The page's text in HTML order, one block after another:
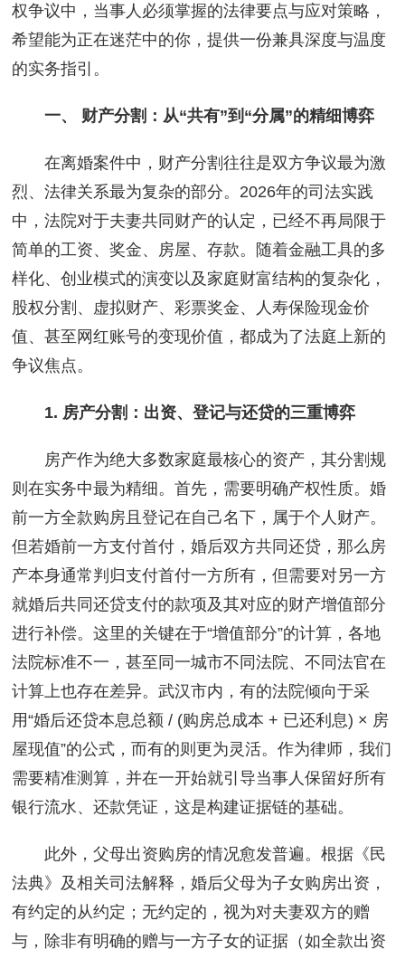
权争议中，当事人必须掌握的法律要点与应对策略，
希望能为正在迷茫中的你，提供一份兼具深度与温度
的实务指引。
一、 财产分割：从“共有”到“分属”的精细博弈
在离婚案件中，财产分割往往是双方争议最为激
烈、法律关系最为复杂的部分。2026年的司法实践
中，法院对于夫妻共同财产的认定，已经不再局限于
简单的工资、奖金、房屋、存款。随着金融工具的多
样化、创业模式的演变以及家庭财富结构的复杂化，
股权分割、虚拟财产、彩票奖金、人寿保险现金价
值、甚至网红账号的变现价值，都成为了法庭上新的
争议焦点。
1. 房产分割：出资、登记与还贷的三重博弈
房产作为绝大多数家庭最核心的资产，其分割规
则在实务中最为精细。首先，需要明确产权性质。婚
前一方全款购房且登记在自己名下，属于个人财产。
但若婚前一方支付首付，婚后双方共同还贷，那么房
产本身通常判归支付首付一方所有，但需要对另一方
就婚后共同还贷支付的款项及其对应的财产增值部分
进行补偿。这里的关键在于“增值部分”的计算，各地
法院标准不一，甚至同一城市不同法院、不同法官在
计算上也存在差异。武汉市内，有的法院倾向于采
用“婚后还贷本息总额 / (购房总成本 + 已还利息) × 房
屋现值”的公式，而有的则更为灵活。作为律师，我们
需要精准测算，并在一开始就引导当事人保留好所有
银行流水、还款凭证，这是构建证据链的基础。
此外，父母出资购房的情况愈发普遍。根据《民
法典》及相关司法解释，婚后父母为子女购房出资，
有约定的从约定；无约定的，视为对夫妻双方的赠
与，除非有明确的赠与一方子女的证据（如全款出资